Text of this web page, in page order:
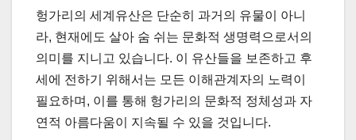
헝가리의 세계유산은 단순히 과거의 유물이 아니
라, 현재에도 살아 숨 쉬는 문화적 생명력으로서의
의미를 지니고 있습니다. 이 유산들을 보존하고 후
세에 전하기 위해서는 모든 이해관계자의 노력이
필요하며, 이를 통해 헝가리의 문화적 정체성과 자
연적 아름다움이 지속될 수 있을 것입니다.